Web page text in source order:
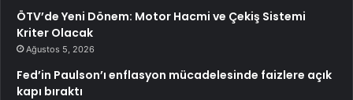
ÖTV’de Yeni Dönem: Motor Hacmi ve Çekiş Sistemi
Kriter Olacak
Ağustos 5, 2026
Fed’in Paulson’ı enflasyon mücadelesinde faizlere açık
kapı bıraktı